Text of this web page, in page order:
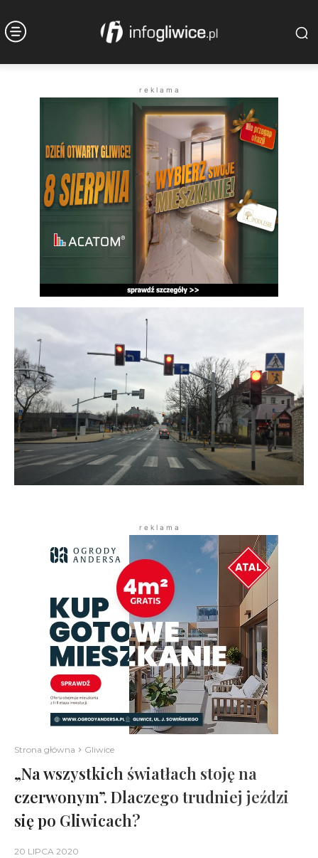
r e k l a m a
r e k l a m a
Strona główna Gliwice
„Na wszystkich światłach stoję na
czerwonym”. Dlaczego trudniej jeździ
się po Gliwicach?
20 LIPCA 2020